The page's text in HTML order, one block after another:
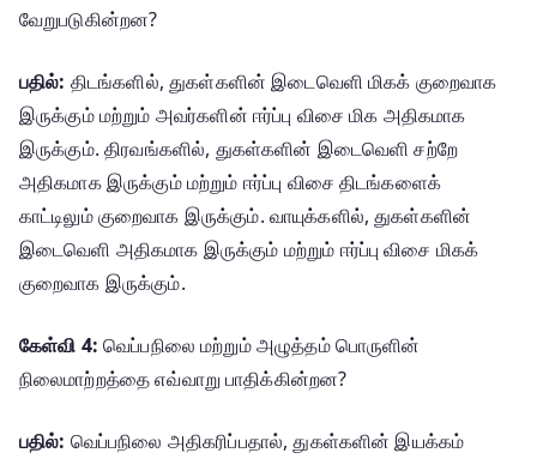
வேறுபடுகின்றன?
பதில்: திடங்களில், துகள்களின் இடைவெளி மிகக் குறைவாக
இருக்கும் மற்றும் அவர்களின் ஈர்ப்பு விசை மிக அதிகமாக
இருக்கும். திரவங்களில், துகள்களின் இடைவெளி சற்றே
அதிகமாக இருக்கும் மற்றும் ஈர்ப்பு விசை திடங்களைக்
காட்டிலும் குறைவாக இருக்கும். வாயுக்களில், துகள்களின்
இடைவெளி அதிகமாக இருக்கும் மற்றும் ஈர்ப்பு விசை மிகக்
குறைவாக இருக்கும்.
கேள்வி 4: வெப்பநிலை மற்றும் அழுத்தம் பொருளின்
நிலைமாற்றத்தை எவ்வாறு பாதிக்கின்றன?
பதில்: வெப்பநிலை அதிகரிப்பதால், துகள்களின் இயக்கம்